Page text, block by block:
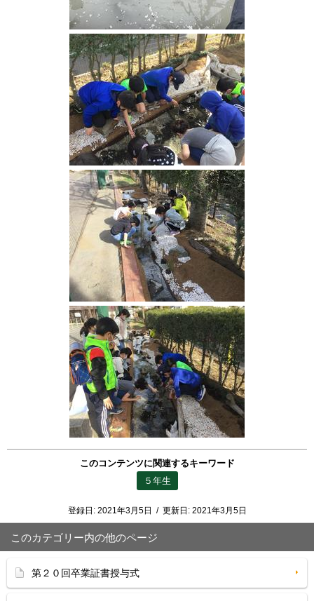
このコンテンツに関連するキーワード
５年生
登録日: 2021年3月5日 / 更新日: 2021年3月5日
このカテゴリー内の他のページ
第２０回卒業証書授与式